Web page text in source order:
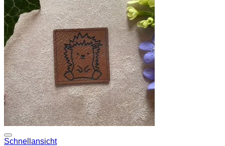
Schnellansicht